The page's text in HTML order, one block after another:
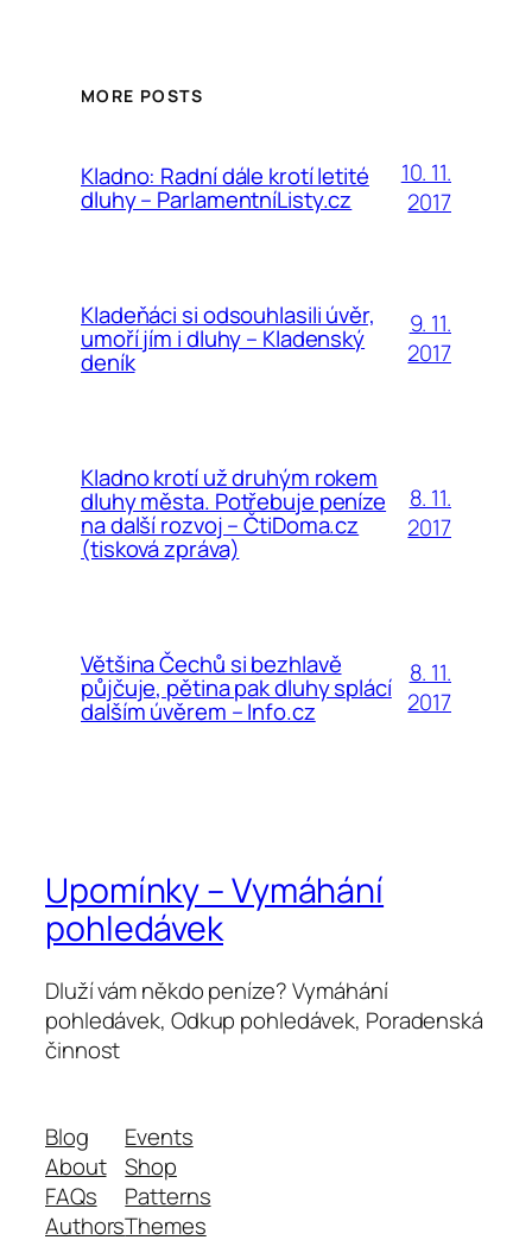
MORE POSTS
Kladno: Radní dále krotí letité
dluhy – ParlamentníListy.cz
10. 11.
2017
Kladeňáci si odsouhlasili úvěr,
umoří jím i dluhy – Kladenský
deník
9. 11.
2017
Kladno krotí už druhým rokem
dluhy města. Potřebuje peníze
na další rozvoj – ČtiDoma.cz
(tisková zpráva)
8. 11.
2017
Většina Čechů si bezhlavě
půjčuje, pětina pak dluhy splácí
dalším úvěrem – Info.cz
8. 11.
2017
Upomínky – Vymáhání
pohledávek
Dluží vám někdo peníze? Vymáhání
pohledávek, Odkup pohledávek, Poradenská
činnost
Blog
About
FAQs
Authors
Events
Shop
Patterns
Themes